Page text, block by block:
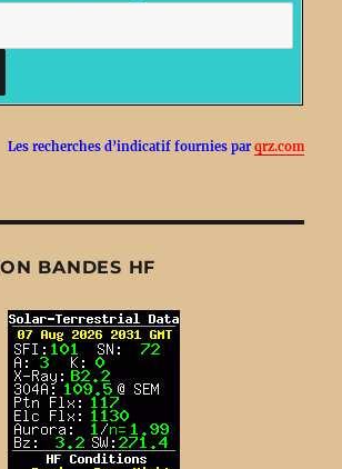
Les recherches d’indicatif fournies par qrz.com
BANDES HF